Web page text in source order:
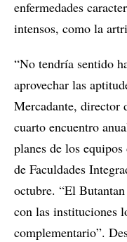
enfermedades
intensos, como la
“No tendría sentido
aprovechar las
Mercadante,
cuarto encuentro
planes de los
de Faculdades
octubre. “El
con las instituciones
complementario”.